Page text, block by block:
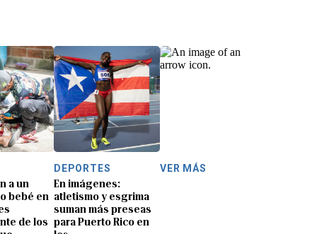
a un
bebé en
de los
DEPORTES
En imágenes:
atletismo y esgrima
suman más preseas
para Puerto Rico en
VER MÁS